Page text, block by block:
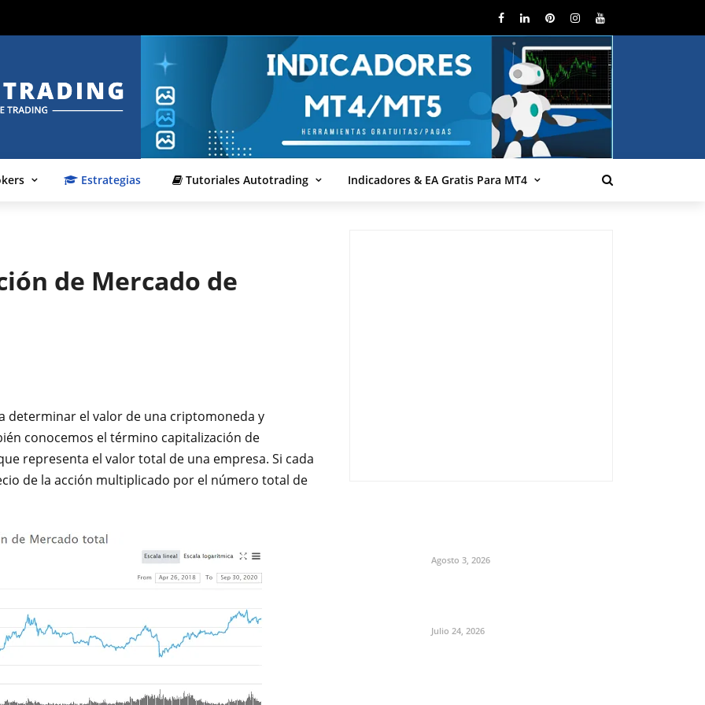
Estrategias Tutoriales Autotrading Indicadores & EA Gratis Para MT4
de Mercado de
determinar el valor de una criptomoneda y
conocemos el término capitalización de
representa el valor total de una empresa. Si cada
de la acción multiplicado por el número total de
Agosto 3, 2026
Julio 24, 2026